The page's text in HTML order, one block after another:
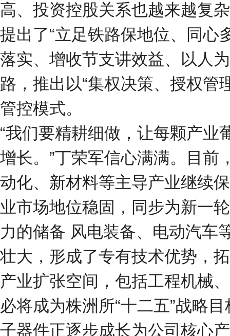
高、投资控股关系也越来越复
提出了“立足铁路保地位、同心
落实、增收节支讲效益、以人
路，推出以“集权决策、授权管
管控模式。
“我们要精耕细做，让每颗产业
增长。”丁荣军信心满满。目前
动化、新材料等主导产业继续
业市场地位稳固，同步为新一
力的储备 风电装备、电动汽车
壮大，形成了专有技术优势，
产业扩张空间，包括工程机械
必将成为株洲所“十二五”战略
子器件正逐步成长为公司核心